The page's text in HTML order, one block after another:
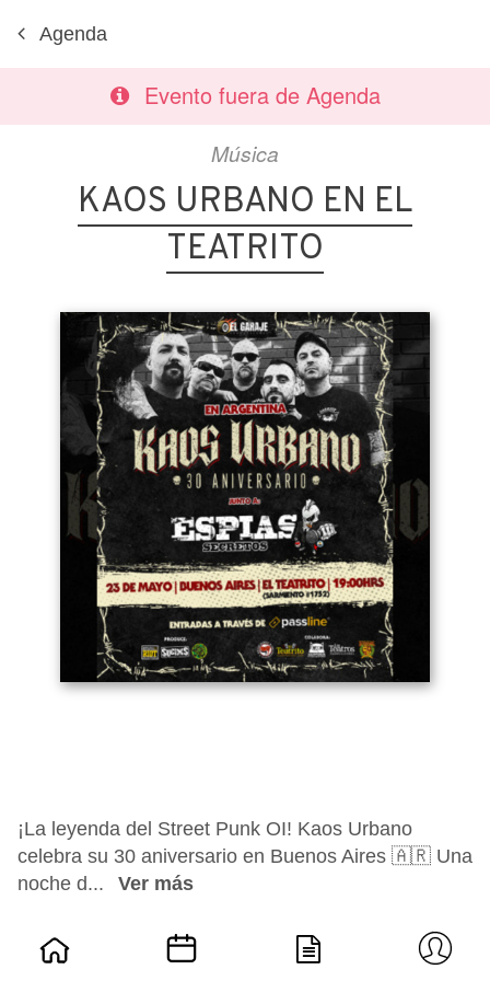
Agenda
Evento fuera de Agenda
Música
KAOS URBANO EN EL
TEATRITO
¡La leyenda del Street Punk OI! Kaos Urbano
celebra su 30 aniversario en Buenos Aires 🇦🇷 Una
noche d...
Ver más